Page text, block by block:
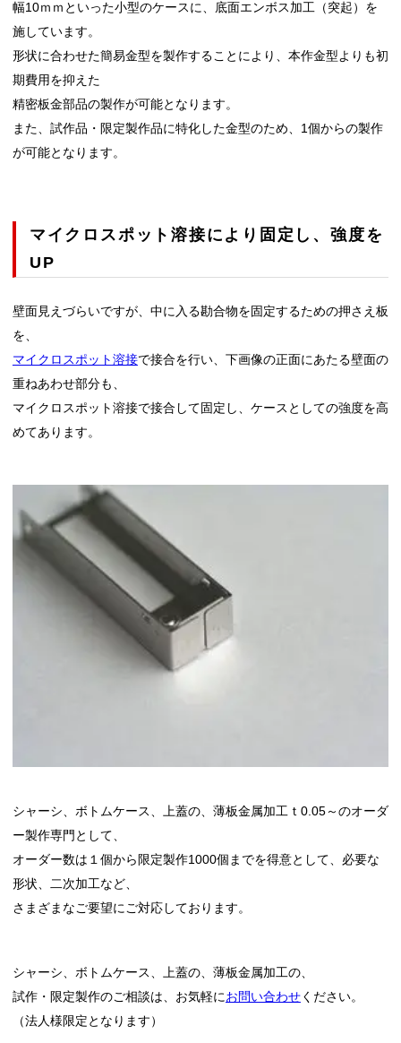
幅10ｍｍといった小型のケースに、底面エンボス加工（突起）を
施しています。
形状に合わせた簡易金型を製作することにより、本作金型よりも初
期費用を抑えた
精密板金部品の製作が可能となります。
また、試作品・限定製作品に特化した金型のため、1個からの製作
が可能となります。
マイクロスポット溶接により固定し、強度を
UP
壁面見えづらいですが、中に入る勘合物を固定するための押さえ板
を、
マイクロスポット溶接で接合を行い、下画像の正面にあたる壁面の
重ねあわせ部分も、
マイクロスポット溶接で接合して固定し、ケースとしての強度を高
めてあります。
シャーシ、ボトムケース、上蓋の、薄板金属加工ｔ0.05～のオーダ
ー製作専門として、
オーダー数は１個から限定製作1000個までを得意として、必要な
形状、二次加工など、
さまざまなご要望にご対応しております。
シャーシ、ボトムケース、上蓋の、薄板金属加工の、
試作・限定製作のご相談は、お気軽に お問い合わせください。
（法人様限定となります）